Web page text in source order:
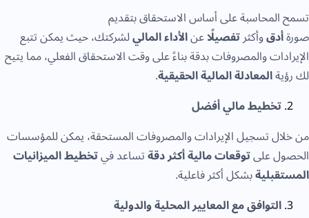
تسمح المحاسبة على أساس الاستحقاق بتقديم
صورةأدقوأكثرتفصيلًاعنالأداء الماليلشركتك، حيث يمكن تتبع
الإيرادات والمصروفات بدقة بناءً على وقت الاستحقاق الفعلي، مما يتيح
لك رؤيةالمعادلة المالية الحقيقية.
تخطيط مالي أفضل
من خلال تسجيل الإيرادات والمصروفات المستحقة، يمكن للمؤسسات
الحصول علىتوقعات مالية أكثر دقةتساعد فيتخطيط الميزانيات
المستقبليةبشكل أكثر فاعلية.
التوافق مع المعايير المحلية والدولية